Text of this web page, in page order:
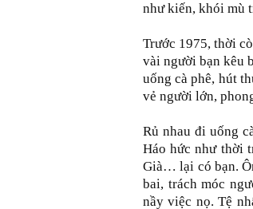
như kiến, khói mù
Trước 1975, thời
vài người bạn kêu
uống cà phê, hút
vẻ người lớn,
Rủ nhau đi uống
Háo hức như thời
Già… lại có bạn.
bai, trách móc
nầy việc nọ. Tệ